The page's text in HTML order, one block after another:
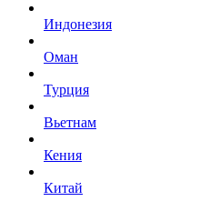
Индонезия
Оман
Турция
Вьетнам
Кения
Китай